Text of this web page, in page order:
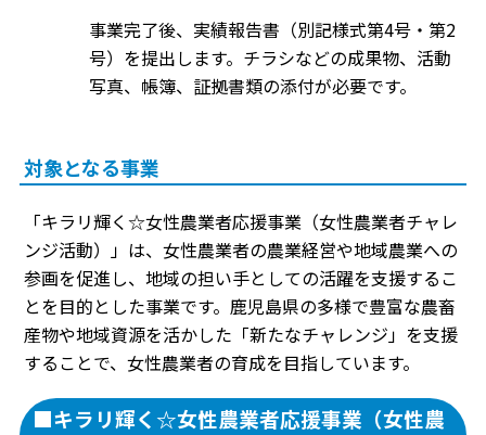
事業完了後、実績報告書（別記様式第4号・第2
号）を提出します。チラシなどの成果物、活動
写真、帳簿、証拠書類の添付が必要です。
対象となる事業
「キラリ輝く☆女性農業者応援事業（女性農業者チャレ
ンジ活動）」は、女性農業者の農業経営や地域農業への
参画を促進し、地域の担い手としての活躍を支援するこ
とを目的とした事業です。鹿児島県の多様で豊富な農畜
産物や地域資源を活かした「新たなチャレンジ」を支援
することで、女性農業者の育成を目指しています。
■キラリ輝く☆女性農業者応援事業（女性農